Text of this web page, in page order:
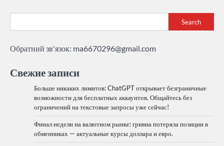
Search
Обратний зв'язок: ma6670296@gmail.com
Свежие записи
Больше никаких лимитов: ChatGPT открывает безграничные
возможности для бесплатных аккаунтов. Общайтесь без
ограничений на текстовые запросы уже сейчас!
Финал недели на валютном рынке: гривна потеряла позиции в
обменниках — актуальные курсы доллара и евро.